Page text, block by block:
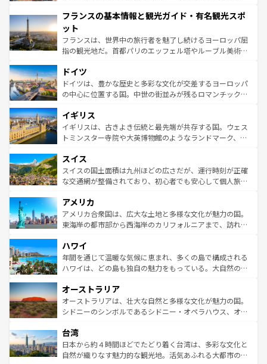
ませてくれるイタリアで、忘れられない旅をしてみよう！
なお、新着のイタリア情報は
しい。
文化が根付くこの国では、情熱的なフラメンコ、熱気あふ
れる闘牛、そして美味しいタパスが生活の一部となってい
る。首都マドリードの洗練された雰囲気や、バルセロナの
アートに溢れた街角から、地方では古代ローマ遺跡や中世
せる。地方によって風土や気候が異なるスペインはその個
性で訪れる人を魅了する。 なお、新着のスペイン情報は コ
ンテンツ一覧を参照してほしい。
フランスの基本情報と観光ガイド・有名観光スポ
ット
フランスは、世界中の旅行者を魅了し続けるヨーロッパ屈
指の観光地だ。首都パリのエッフェル塔やルーブル美術館
で、幅広い魅力が詰まっている。華麗な宮殿、歴史的な大
聖堂、美しいビーチ、そして豊かな自然が、訪れる者を心
から魅了する。また、フランスは美食の国としても知ら
いる。シャンパンの発祥地であるランス、プロヴァンスの
香り高いラベンダー畑など、多彩な楽しみ方が可能だ。さ
らに、パリ以外の地域にも魅力が溢れており、どの街角に
れる地方に足を運ぶとそれぞれで全く異なる文化を体験で
きるだろう。 なお、新着のフランス情報はコンテンツ一覧
を参照してほしい。
ドイツ
ドイツは、豊かな歴史と多彩な文化が交差するヨーロッパ
の中心に位置する国。中世の街並みが残るロマンチック街
顔を持つこの国は、どこを歩いても飽きることがない。ベ
ルリンの文化的活気、バイエルン州のアルプスの絶景、そ
してライン川沿いのワイン畑といった風景は必見。ビール
は、お酒好きな人にはぜひ体験してほしい。 なお、新着の
ドイツ情報はコンテンツ一覧を参照してほしい。
イギリス
イギリスは、古きよき伝統と最先端が共存する国。ウェス
トミンスター寺院や大英博物館のようなランドマーク、歴
リアごとに異なる魅力がある。また、優雅なアフタヌーン
ティー、ビール好きにはたまらない英国パブ、サッカー観
戦など、本場だからこそできる体験も豊富。イギリスを旅
ンツ一覧を参照してほしい。
スイス
スイスの国土面積は九州ほどの広さだが、運行時刻が正確
な交通網が整備されており、初心者でも安心して個人旅行
の建物がそのまま残る町や、スイスならではのユニークな
博物館もあり、アルプス観光だけでなく町歩きも満喫する
ことができる。国民の所得が高いため物価も高いが、旅行
ば市内交通費無料で観光を楽しむこともできる。 なお、新
着のスイス情報はコンテンツ一覧 を参照してほしい。
アメリカ
アメリカ合衆国は、広大な土地と多様な文化が魅力の国。
東海岸の都市部から西海岸のカリフォルニアまで、訪れる
のような巨大都市は、観光、ショッピング、エンターテイ
ンメントが詰まった刺激的なスポットだ。一方、アメリカ
西部には大自然が広がり、グランドキャニオンやイエロー
部のニューオーリンズでは、音楽と美食が融合した独特の
文化が魅力。旅行者はアメリカの各地域で異なる魅力を楽
しみながら、その多様性と豊かな歴史を感じることができ
ならではの贅沢な旅のスタイルだ。 なお、新着のアメリカ
情報はコンテンツ一覧を参照してほしい。
ハワイ
年間を通じて温暖な気候に恵まれ、多くの島で構成される
ハワイは、どの島も独自の魅力をもっている。大自然の神
ワイ島は見逃せない。また、定番の観光地といえばオアフ
島だが、静かな自然を求めるならマウイ島やカウアイ島が
おすすめ。エメラルドグリーンに輝く海をはじめ、豊かな
れるおもてなしの心で訪れる人々を迎えてくれるハワイの
人々、おいしいローカルフードやハワイアンミュージッ
ク、伝統的なフラダンスなど、すべてがハワイの魅力を彩
オーストラリア
オーストラリアは、壮大な自然と多様な文化が魅力の国。
シドニーのシンボルであるシドニー・オペラハウス、オー
リアリーフや大陸中央部にそびえるウルル（エアーズロッ
ク）、タスマニアの美しい原生林やケアンズの熱帯雨林な
ど、見どころがたくさん。また、カフェやワイン、オージ
台湾
日本から約４時間ほどでたどり着く台湾は、多彩な文化と
自然が織りなす魅力的な観光地。活気あふれる大都市の台